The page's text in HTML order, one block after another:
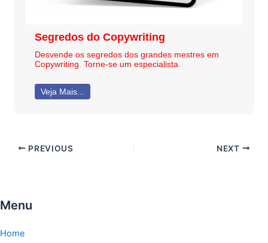
Segredos do Copywriting
Desvende os segredos dos grandes mestres em
Copywriting. Torne-se um especialista.
Veja Mais...
PREVIOUS NEXT
Menu
Home